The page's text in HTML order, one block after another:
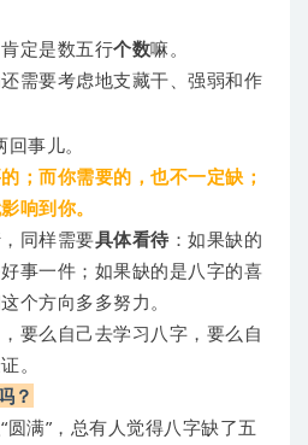
定是数五行个数嘛。
还需要考虑地支藏干、强弱和作
事儿。
；而你需要的，也不一定缺；
响到你。
同样需要具体看待：如果缺的
事一件；如果缺的是八字的喜
个方向多多努力。
要么自己去学习八字，要么自
。
？
满”，总有人觉得八字缺了五